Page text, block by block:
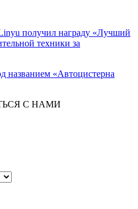
получил награду «Лучший
техники за
названием «Автоцистерна
С НАМИ